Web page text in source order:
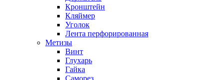
Кронштейн
Кляймер
Уголок
Лента перфорированная
Метизы
Винт
Глухарь
Гайка
Саморез